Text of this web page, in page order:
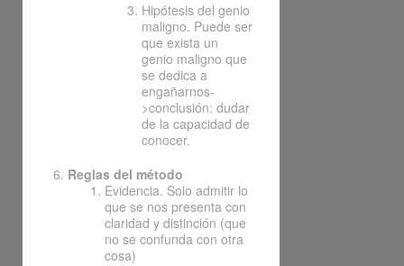
Hipótesis del genio
maligno. Puede ser
que exista un
genio maligno que
se dedica a
engañarnos-
>conclusión: dudar
de la capacidad de
conocer.
Reglas del método
Evidencia. Solo admitir lo
que se nos presenta con
claridad y distinción (que
no se confunda con otra
cosa)